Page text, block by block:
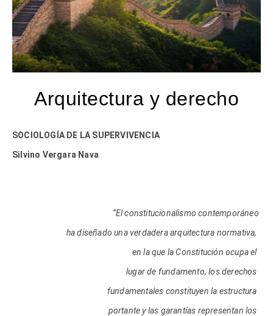
Arquitectura y derecho
SOCIOLOGÍA DE LA SUPERVIVENCIA
Silvino Vergara Nava
“El constitucionalismo contemporáneo
ha diseñado una verdadera arquitectura normativa,
en la que la Constitución ocupa el
lugar de fundamento, los derechos
fundamentales constituyen la estructura
portante y las garantías representan los